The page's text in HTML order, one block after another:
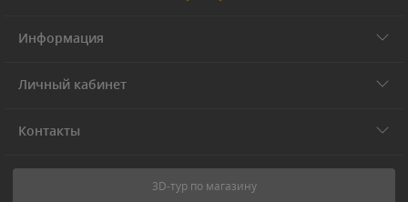
Информация
Личный кабинет
Контакты
3D-тур по магазину